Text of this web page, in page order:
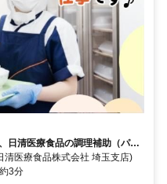
日清医療食品の調理補助（パー
清医療食品株式会社 埼玉支店)
3分